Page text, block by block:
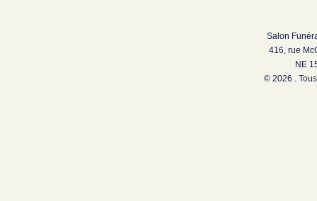
Salon
416, rue
NE
© 2026 .